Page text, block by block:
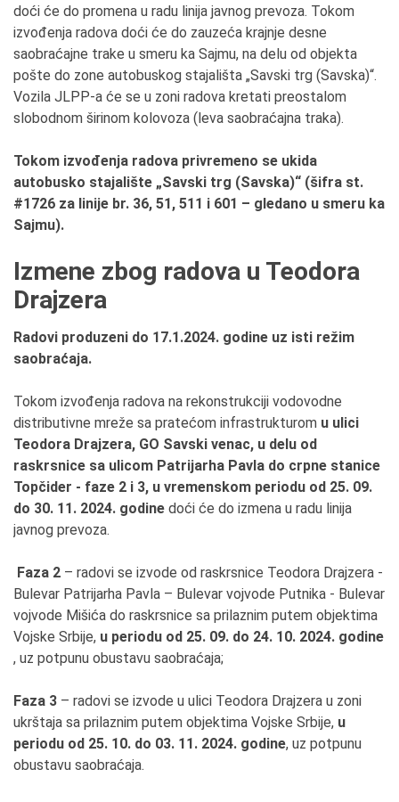
doći će do promena u radu linija javnog prevoza. Tokom
izvođenja radova doći će do zauzeća krajnje desne
saobraćajne trake u smeru ka Sajmu, na delu od objekta
pošte do zone autobuskog stajališta „Savski trg (Savska)“.
Vozila JLPP-a će se u zoni radova kretati preostalom
slobodnom širinom kolovoza (leva saobraćajna traka).
Tokom izvođenja radova privremeno se ukida
autobusko stajalište „Savski trg (Savska)“ (šifra st.
#1726 za linije br. 36, 51, 511 i 601 – gledano u smeru ka
Sajmu).
Izmene zbog radova u Teodora
Drajzera
Radovi produzeni do 17.1.2024. godine uz isti režim
saobraćaja.
Tokom izvođenja radova na rekonstrukciji vodovodne
distributivne mreže sa pratećom infrastrukturom u ulici
Teodora Drajzera, GO Savski venac, u delu od
raskrsnice sa ulicom Patrijarha Pavla do crpne stanice
Topčider - faze 2 i 3, u vremenskom periodu od 25. 09.
do 30. 11. 2024. godine doći će do izmena u radu linija
javnog prevoza.
Faza 2 – radovi se izvode od raskrsnice Teodora Drajzera -
Bulevar Patrijarha Pavla – Bulevar vojvode Putnika - Bulevar
vojvode Mišića do raskrsnice sa prilaznim putem objektima
Vojske Srbije, u periodu od 25. 09. do 24. 10. 2024. godine
, uz potpunu obustavu saobraćaja;
Faza 3 – radovi se izvode u ulici Teodora Drajzera u zoni
ukrštaja sa prilaznim putem objektima Vojske Srbije, u
periodu od 25. 10. do 03. 11. 2024. godine, uz potpunu
obustavu saobraćaja.